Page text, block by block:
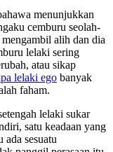
menunjukkan
cemburu seolah-
alih dan dia
lelaki sering
atau sikap
lelaki ego banyak
faham.
lelaki sukar
satu keadaan yang
sesuatu